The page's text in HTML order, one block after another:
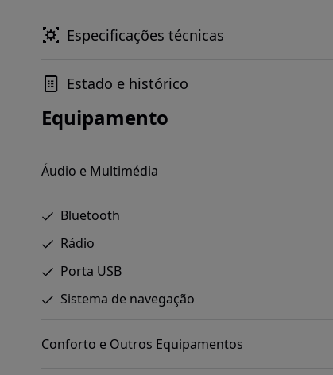
Especificações técnicas
Estado e histórico
Equipamento
Áudio e Multimédia
Bluetooth
Rádio
Porta USB
Sistema de navegação
Conforto e Outros Equipamentos